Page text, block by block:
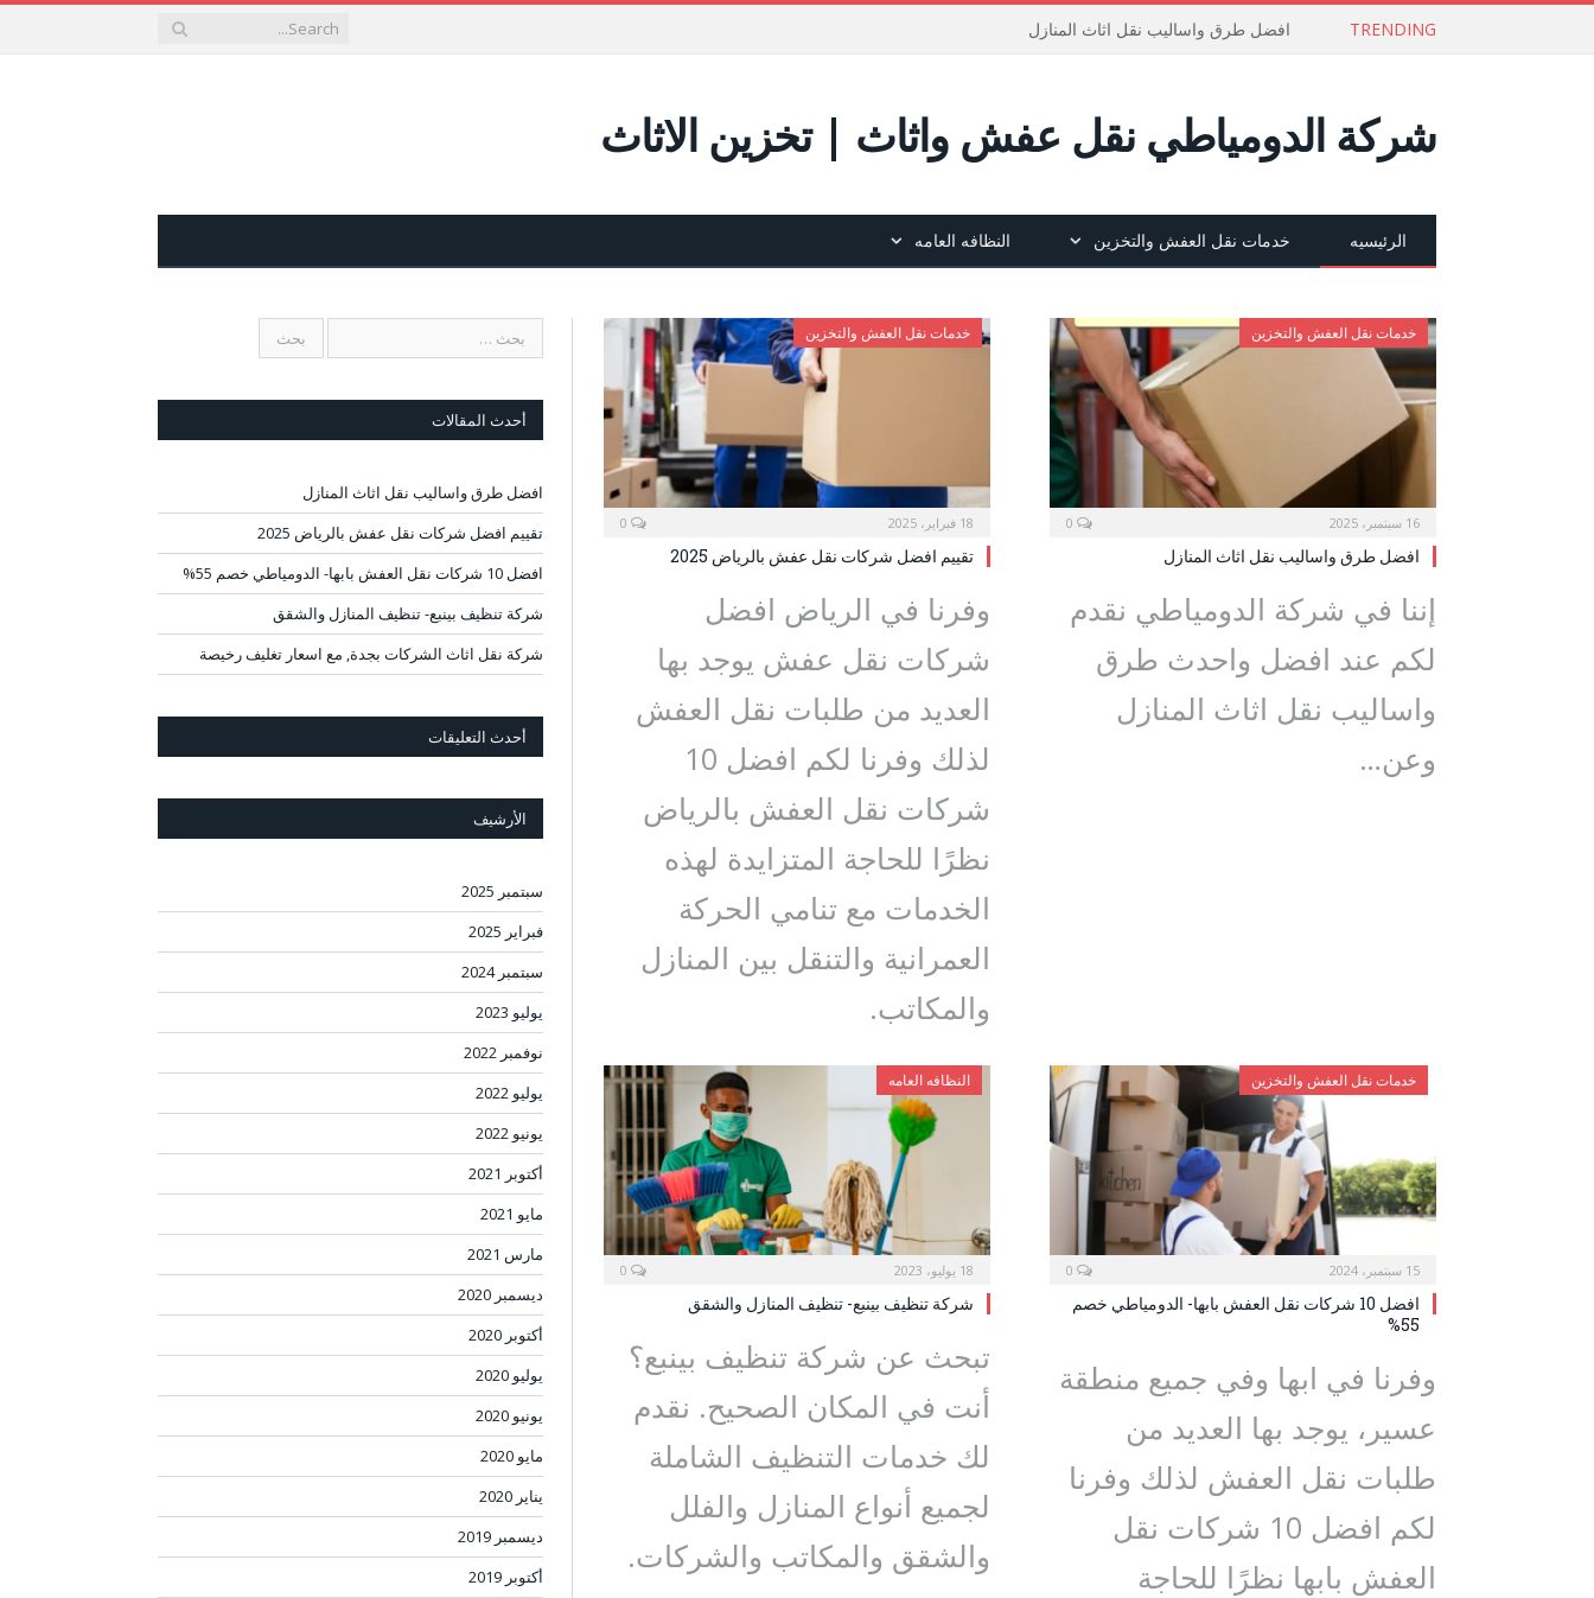
TRENDING افضل طرق واساليب نقل اثاث المنازل
شركة الدومياطي نقل عفش واثاث | تخزين الاثاث
الرئيسيه خدمات نقل العفش والتخزين النظافه العامه
خدمات نقل العفش والتخزين
16 سبتمبر، 2025
افضل طرق واساليب نقل اثاث المنازل
إننا في شركة الدومياطي نقدم
لكم عند افضل واحدث طرق
واساليب نقل اثاث المنازل
وعن…
خدمات نقل العفش والتخزين
18 فبراير، 2025
تقييم افضل شركات نقل عفش بالرياض 2025
وفرنا في الرياض افضل
شركات نقل عفش يوجد بها
العديد من طلبات نقل العفش
لذلك وفرنا لكم افضل 10
شركات نقل العفش بالرياض
نظرًا للحاجة المتزايدة لهذه
الخدمات مع تنامي الحركة
العمرانية والتنقل بين المنازل
والمكاتب.
خدمات نقل العفش والتخزين
15 سبتمبر، 2024
افضل 10 شركات نقل العفش بابها- الدومياطي خصم
55%
وفرنا في ابها وفي جميع منطقة
عسير، يوجد بها العديد من
طلبات نقل العفش لذلك وفرنا
لكم افضل 10 شركات نقل
العفش بابها نظرًا للحاجة
النظافه العامه
18 يوليو، 2023
شركة تنظيف بينبع- تنظيف المنازل والشقق
تبحث عن شركة تنظيف بينبع؟
أنت في المكان الصحيح. نقدم
لك خدمات التنظيف الشاملة
لجميع أنواع المنازل والفلل
والشقق والمكاتب والشركات.
أحدث المقالات
افضل طرق واساليب نقل اثاث المنازل
تقييم افضل شركات نقل عفش بالرياض 2025
افضل 10 شركات نقل العفش بابها- الدومياطي خصم 55%
شركة تنظيف بينبع- تنظيف المنازل والشقق
شركة نقل اثاث الشركات بجدة, مع اسعار تغليف رخيصة
أحدث التعليقات
الأرشيف
سبتمبر 2025
فبراير 2025
سبتمبر 2024
يوليو 2023
نوفمبر 2022
يوليو 2022
يونيو 2022
أكتوبر 2021
مايو 2021
مارس 2021
ديسمبر 2020
أكتوبر 2020
يوليو 2020
يونيو 2020
مايو 2020
يناير 2020
ديسمبر 2019
أكتوبر 2019